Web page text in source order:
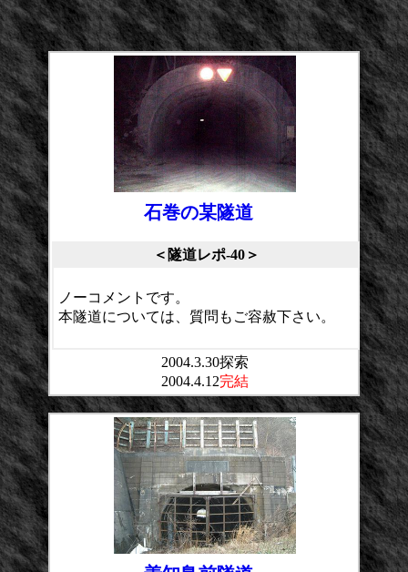
石巻の某隧道
＜隧道レポ-40＞
ノーコメントです。
本隧道については、質問もご容赦下さい。
2004.3.30探索
2004.4.12完結